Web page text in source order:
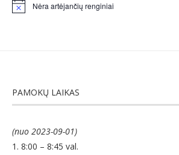
Notice Nėra artėjančių renginiai
PAMOKŲ LAIKAS
(nuo 2023-09-01)
1. 8:00 – 8:45 val.